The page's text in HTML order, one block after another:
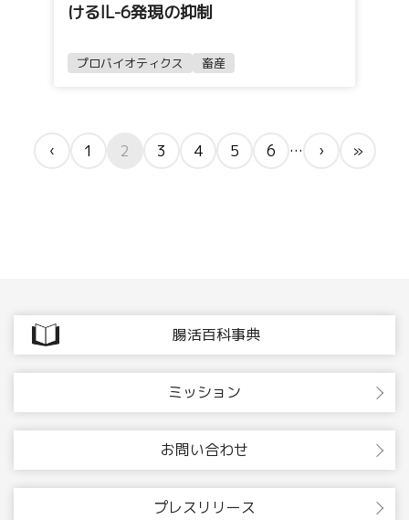
けるIL-6発現の抑制
プロバイオティクス 畜産
‹ 1 2 3 4 5 6 … › »
腸活百科事典
ミッション
お問い合わせ
プレスリリース